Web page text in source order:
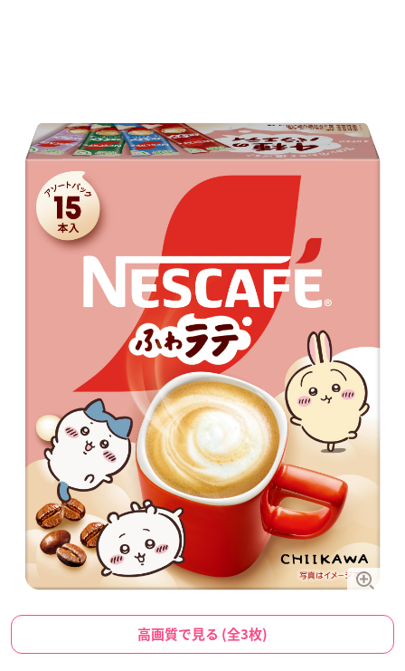
高画質で見る (全3枚)